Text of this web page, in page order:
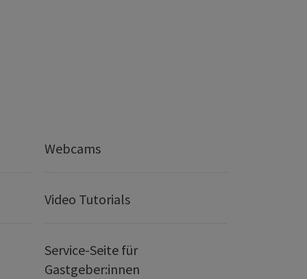
Webcams
Video Tutorials
Service-Seite für
Gastgeber:innen